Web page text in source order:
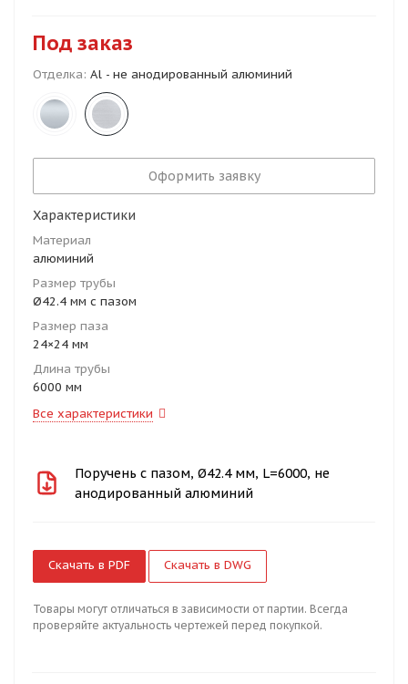
Под заказ
Отделка: Al - не анодированный алюминий
Оформить заявку
Характеристики
Материал
алюминий
Размер трубы
Ø42.4 мм с пазом
Размер паза
24×24 мм
Длина трубы
6000 мм
Все характеристики
Поручень с пазом, Ø42.4 мм, L=6000, не
анодированный алюминий
Скачать в PDF Скачать в DWG
Товары могут отличаться в зависимости от партии. Всегда
проверяйте актуальность чертежей перед покупкой.